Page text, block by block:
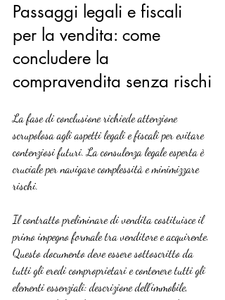
Passaggi legali e fiscali
per la vendita: come
concludere la
compravendita senza rischi
La fase di conclusione richiede attenzione
scrupolosa agli aspetti legali e fiscali per evitare
contenziosi futuri. La consulenza legale esperta è
cruciale per navigare complessità e minimizzare
rischi.
Il contratto preliminare di vendita costituisce il
primo impegno formale tra venditore e acquirente.
Questo documento deve essere sottoscritto da
tutti gli eredi comproprietari e contenere tutti gli
elementi essenziali: descrizione dell’immobile,